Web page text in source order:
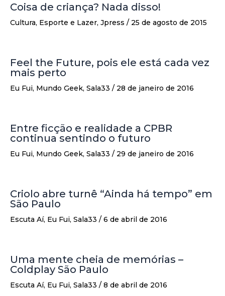
Coisa de criança? Nada disso!
Cultura, Esporte e Lazer, Jpress / 25 de agosto de 2015
Feel the Future, pois ele está cada vez
mais perto
Eu Fui, Mundo Geek, Sala33 / 28 de janeiro de 2016
Entre ficção e realidade a CPBR
continua sentindo o futuro
Eu Fui, Mundo Geek, Sala33 / 29 de janeiro de 2016
Criolo abre turnê “Ainda há tempo” em
São Paulo
Escuta Aí, Eu Fui, Sala33 / 6 de abril de 2016
Uma mente cheia de memórias –
Coldplay São Paulo
Escuta Aí, Eu Fui, Sala33 / 8 de abril de 2016